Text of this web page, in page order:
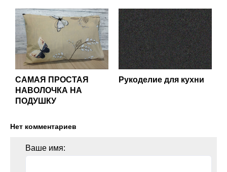
САМАЯ ПРОСТАЯ
НАВОЛОЧКА НА
ПОДУШКУ
Рукоделие для кухни
Нет комментариев
Ваше имя: